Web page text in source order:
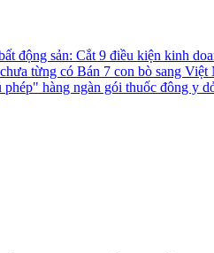
động sản: Cắt 9 điều kiện kinh
từng có Bán 7 con bò sang
hàng ngàn gói thuốc đông y